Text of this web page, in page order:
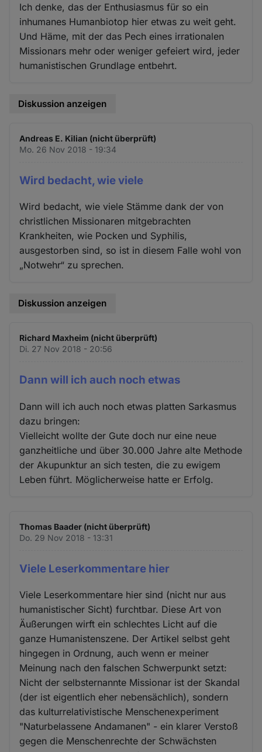
Ich denke, das der Enthusiasmus für so ein
inhumanes Humanbiotop hier etwas zu weit geht.
Und Häme, mit der das Pech eines irrationalen
Missionars mehr oder weniger gefeiert wird, jeder
humanistischen Grundlage entbehrt.
Diskussion anzeigen
Andreas E. Kilian (nicht überprüft)
Mo. 26 Nov 2018 - 19:34
Wird bedacht, wie viele
Wird bedacht, wie viele Stämme dank der von
christlichen Missionaren mitgebrachten
Krankheiten, wie Pocken und Syphilis,
ausgestorben sind, so ist in diesem Falle wohl von
„Notwehr“ zu sprechen.
Diskussion anzeigen
Richard Maxheim (nicht überprüft)
Di. 27 Nov 2018 - 20:56
Dann will ich auch noch etwas
Dann will ich auch noch etwas platten Sarkasmus
dazu bringen:
Vielleicht wollte der Gute doch nur eine neue
ganzheitliche und über 30.000 Jahre alte Methode
der Akupunktur an sich testen, die zu ewigem
Leben führt. Möglicherweise hatte er Erfolg.
Thomas Baader (nicht überprüft)
Do. 29 Nov 2018 - 13:31
Viele Leserkommentare hier
Viele Leserkommentare hier sind (nicht nur aus
humanistischer Sicht) furchtbar. Diese Art von
Äußerungen wirft ein schlechtes Licht auf die
ganze Humanistenszene. Der Artikel selbst geht
hingegen in Ordnung, auch wenn er meiner
Meinung nach den falschen Schwerpunkt setzt:
Nicht der selbsternannte Missionar ist der Skandal
(der ist eigentlich eher nebensächlich), sondern
das kulturrelativistische Menschenexperiment
"Naturbelassene Andamanen" - ein klarer Verstoß
gegen die Menschenrechte der Schwächsten